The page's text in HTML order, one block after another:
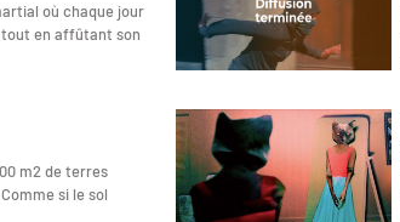
où chaque jour
tout en affûtant son
m2 de terres
si le sol